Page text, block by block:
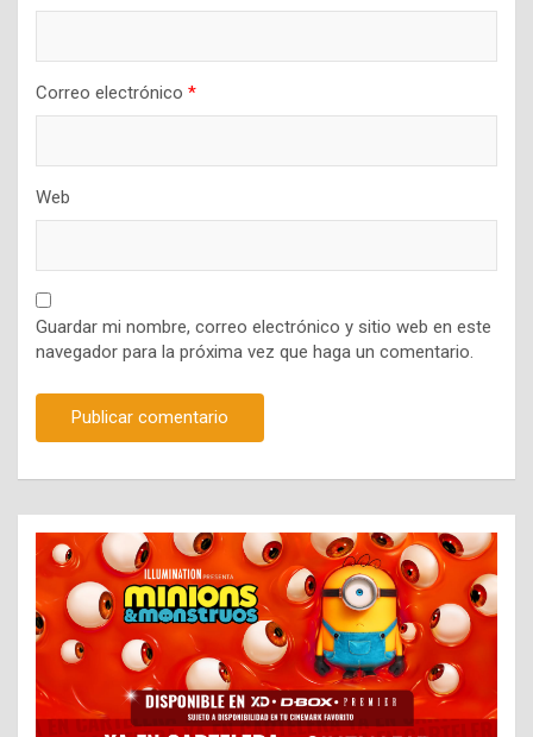
Correo electrónico *
Web
Guardar mi nombre, correo electrónico y sitio web en este
navegador para la próxima vez que haga un comentario.